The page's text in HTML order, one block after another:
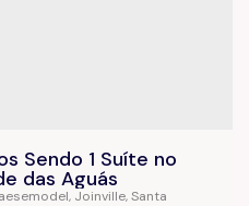
Sendo 1 Suíte no
das Aguás
, Joinville,Santa